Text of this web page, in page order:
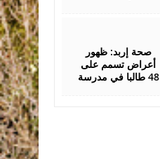
صحة إربد: ظهور
أعراض تسمم على
48 طالبا في مدرسة